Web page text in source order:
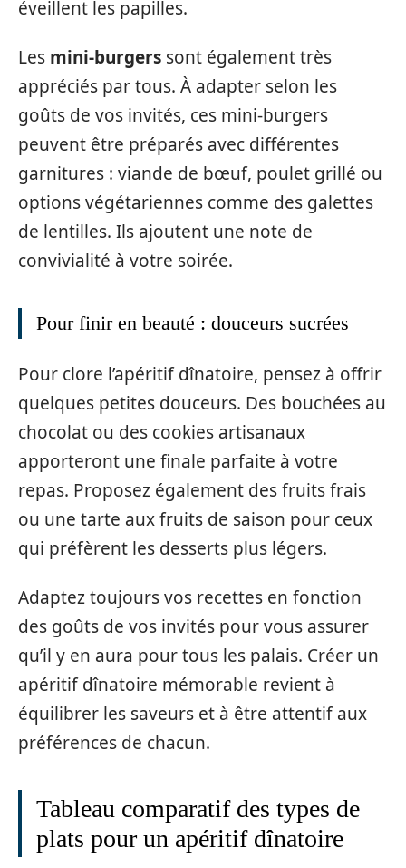
éveillent les papilles.
Les mini-burgers sont également très
appréciés par tous. À adapter selon les
goûts de vos invités, ces mini-burgers
peuvent être préparés avec différentes
garnitures : viande de bœuf, poulet grillé ou
options végétariennes comme des galettes
de lentilles. Ils ajoutent une note de
convivialité à votre soirée.
Pour finir en beauté : douceurs sucrées
Pour clore l’apéritif dînatoire, pensez à offrir
quelques petites douceurs. Des bouchées au
chocolat ou des cookies artisanaux
apporteront une finale parfaite à votre
repas. Proposez également des fruits frais
ou une tarte aux fruits de saison pour ceux
qui préfèrent les desserts plus légers.
Adaptez toujours vos recettes en fonction
des goûts de vos invités pour vous assurer
qu’il y en aura pour tous les palais. Créer un
apéritif dînatoire mémorable revient à
équilibrer les saveurs et à être attentif aux
préférences de chacun.
Tableau comparatif des types de
plats pour un apéritif dînatoire